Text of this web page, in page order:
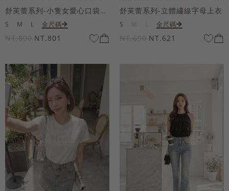
舒芙蕾系列-小隻女愛心口袋寬褲
S M L 全尺碼
NT.890 NT.801
舒芙蕾系列-立體繡線字母上衣
S 全尺碼
NT.690 NT.621